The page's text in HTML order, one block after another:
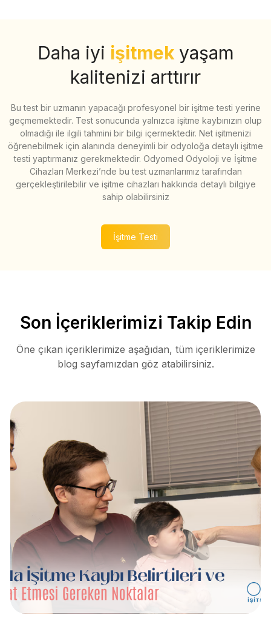
Daha iyi işitmek yaşam
kalitenizi arttırır
Bu test bir uzmanın yapacağı profesyonel bir işitme testi yerine
geçmemektedir. Test sonucunda yalnızca işitme kaybınızın olup
olmadığı ile ilgili tahmini bir bilgi içermektedir. Net işitmenizi
öğrenebilmek için alanında deneyimli bir odyoloğa detaylı işitme
testi yaptırmanız gerekmektedir. Odyomed Odyoloji ve İşitme
Cihazları Merkezi’nde bu test uzmanlarımız tarafından
gerçekleştirilebilir ve işitme cihazları hakkında detaylı bilgiye
sahip olabilirsiniz
İşitme Testi
Son İçeriklerimizi Takip Edin
Öne çıkan içeriklerimize aşağıdan, tüm içeriklerimize
blog sayfamızdan göz atabilirsiniz.